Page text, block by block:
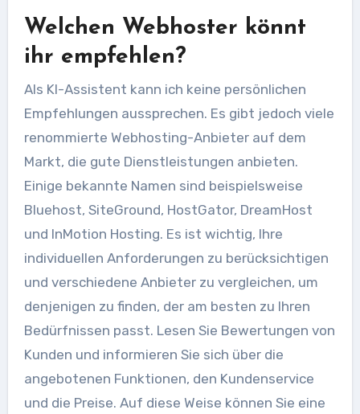
Welchen Webhoster könnt
ihr empfehlen?
Als KI-Assistent kann ich keine persönlichen
Empfehlungen aussprechen. Es gibt jedoch viele
renommierte Webhosting-Anbieter auf dem
Markt, die gute Dienstleistungen anbieten.
Einige bekannte Namen sind beispielsweise
Bluehost, SiteGround, HostGator, DreamHost
und InMotion Hosting. Es ist wichtig, Ihre
individuellen Anforderungen zu berücksichtigen
und verschiedene Anbieter zu vergleichen, um
denjenigen zu finden, der am besten zu Ihren
Bedürfnissen passt. Lesen Sie Bewertungen von
Kunden und informieren Sie sich über die
angebotenen Funktionen, den Kundenservice
und die Preise. Auf diese Weise können Sie eine